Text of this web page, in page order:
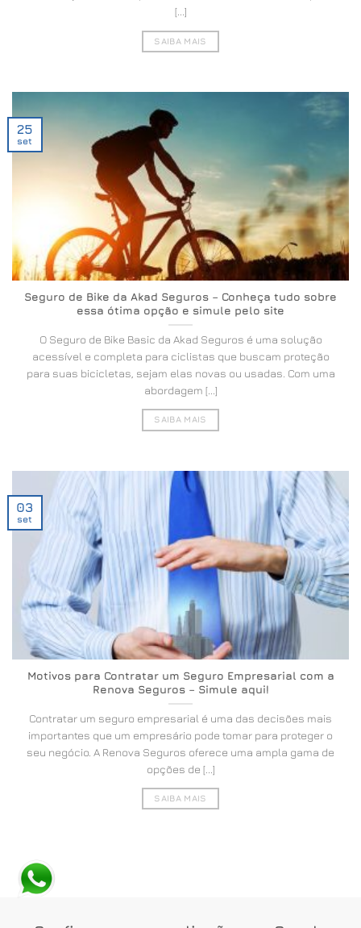
[...]
SAIBA MAIS
Seguro de Bike da Akad Seguros – Conheça tudo sobre
essa ótima opção e simule pelo site
O Seguro de Bike Basic da Akad Seguros é uma solução
acessível e completa para ciclistas que buscam proteção
para suas bicicletas, sejam elas novas ou usadas. Com uma
abordagem [...]
SAIBA MAIS
25
set
Motivos para Contratar um Seguro Empresarial com a
Renova Seguros – Simule aqui!
Contratar um seguro empresarial é uma das decisões mais
importantes que um empresário pode tomar para proteger o
seu negócio. A Renova Seguros oferece uma ampla gama de
opções de [...]
SAIBA MAIS
03
set